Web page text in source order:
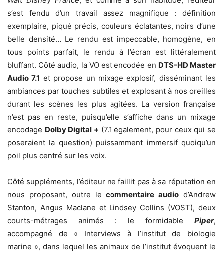
s’est fendu d’un travail assez magnifique : définition
exemplaire, piqué précis, couleurs éclatantes, noirs d’une
belle densité… Le rendu est impeccable, homogène, en
tous points parfait, le rendu à l’écran est littéralement
bluffant. Côté audio, la VO est encodée en DTS-HD Master
Audio 7.1 et propose un mixage explosif, disséminant les
ambiances par touches subtiles et explosant à nos oreilles
durant les scènes les plus agitées. La version française
n’est pas en reste, puisqu’elle s’affiche dans un mixage
encodage Dolby Digital + (7.1 également, pour ceux qui se
poseraient la question) puissamment immersif quoiqu’un
poil plus centré sur les voix.
Côté suppléments, l’éditeur ne faillit pas à sa réputation en
nous proposant, outre lecommentaire audio d’Andrew
Stanton, Angus Maclane et Lindsey Collins (VOST), deux
courts-métrages animés : le formidable Piper,
accompagné de « Interviews à l’institut de biologie
marine », dans lequel les animaux de l’institut évoquent le